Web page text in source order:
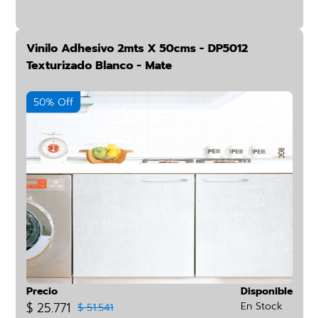
Vinilo Adhesivo 2mts X 50cms - DP5012
Texturizado Blanco - Mate
50% Off
Precio
$ 25.771 $ 51.541
Disponible
En Stock